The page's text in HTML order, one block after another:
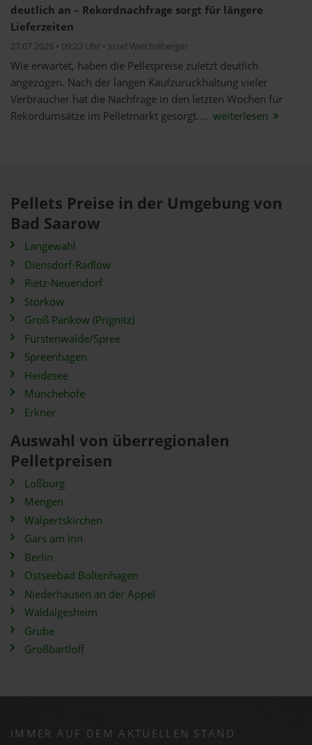
deutlich an – Rekordnachfrage sorgt für längere
Lieferzeiten
27.07.2026 • 09:23 Uhr • Josef Weichslberger
Wie erwartet, haben die Pelletpreise zuletzt deutlich
angezogen. Nach der langen Kaufzurückhaltung vieler
Verbraucher hat die Nachfrage in den letzten Wochen für
Rekordumsätze im Pelletmarkt gesorgt.... weiterlesen
Pellets Preise in der Umgebung von
Bad Saarow
Langewahl
Diensdorf-Radlow
Rietz-Neuendorf
Storkow
Groß Pankow (Prignitz)
Fürstenwalde/Spree
Spreenhagen
Heidesee
Münchehofe
Erkner
Auswahl von überregionalen
Pelletpreisen
Loßburg
Mengen
Walpertskirchen
Gars am Inn
Berlin
Ostseebad Boltenhagen
Niederhausen an der Appel
Waldalgesheim
Grube
Großbartloff
IMMER AUF DEM AKTUELLEN STAND